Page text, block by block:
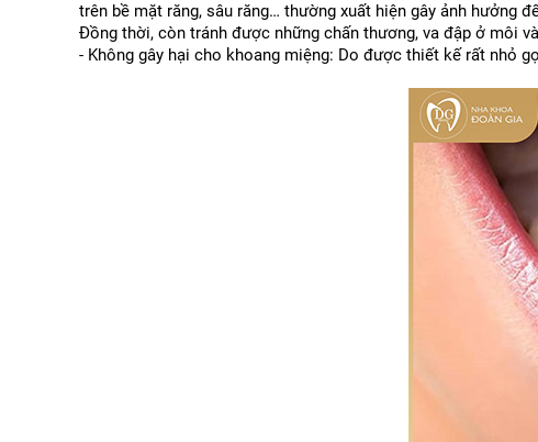
trên bề mặt răng, sâu răng… thường xuất hiện gây ảnh hưởng
Đồng thời, còn tránh được những chấn thương, va đập ở môi
- Không gây hại cho khoang miệng: Do được thiết kế rất nhỏ